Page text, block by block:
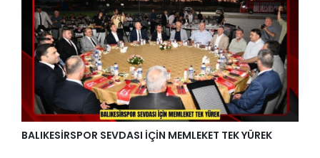
BALIKESİRSPOR SEVDASI İÇİN MEMLEKET TEK YÜREK